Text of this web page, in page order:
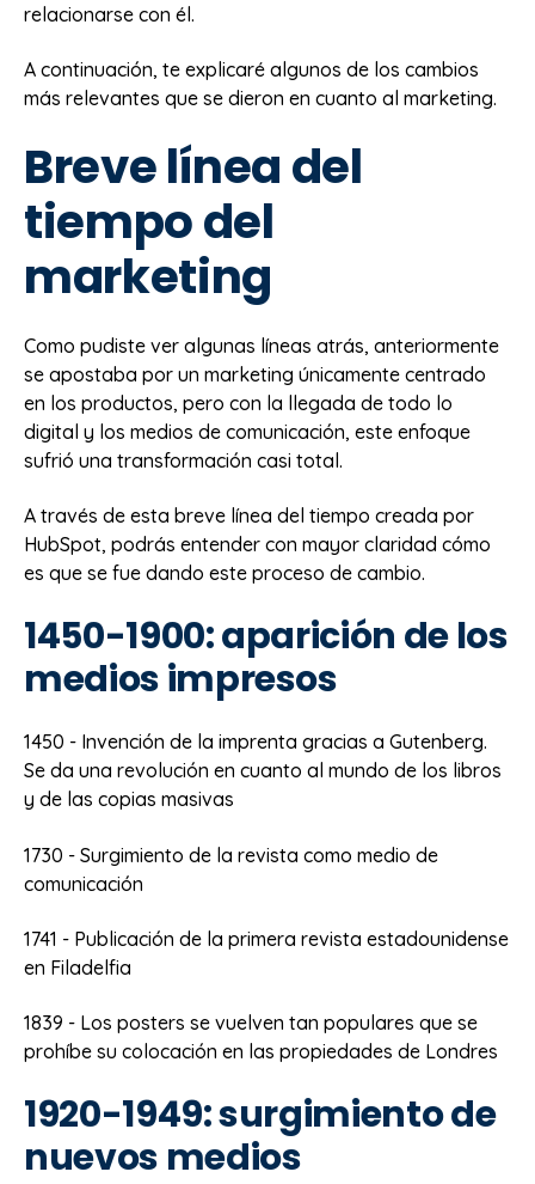
relacionarse con él.
A continuación, te explicaré algunos de los cambios
más relevantes que se dieron en cuanto al marketing.
Breve línea del
tiempo del
marketing
Como pudiste ver algunas líneas atrás, anteriormente
se apostaba por un marketing únicamente centrado
en los productos, pero con la llegada de todo lo
digital y los medios de comunicación, este enfoque
sufrió una transformación casi total.
A través de esta breve línea del tiempo creada por
HubSpot, podrás entender con mayor claridad cómo
es que se fue dando este proceso de cambio.
1450-1900: aparición de los
medios impresos
1450 - Invención de la imprenta gracias a Gutenberg.
Se da una revolución en cuanto al mundo de los libros
y de las copias masivas
1730 - Surgimiento de la revista como medio de
comunicación
1741 - Publicación de la primera revista estadounidense
en Filadelfia
1839 - Los posters se vuelven tan populares que se
prohíbe su colocación en las propiedades de Londres
1920-1949: surgimiento de
nuevos medios